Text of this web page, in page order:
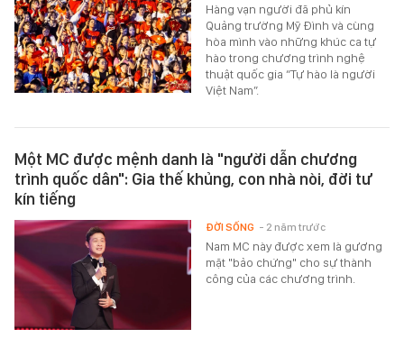
Hàng vạn người đã phủ kín
Quảng trường Mỹ Đình và cùng
hòa mình vào những khúc ca tự
hào trong chương trình nghệ
thuật quốc gia “Tự hào là người
Việt Nam”.
Một MC được mệnh danh là "người dẫn chương
trình quốc dân": Gia thế khủng, con nhà nòi, đời tư
kín tiếng
Nam MC này được xem là gương
mặt "bảo chứng" cho sự thành
công của các chương trình.
ĐỜI SỐNG - 2 năm trước